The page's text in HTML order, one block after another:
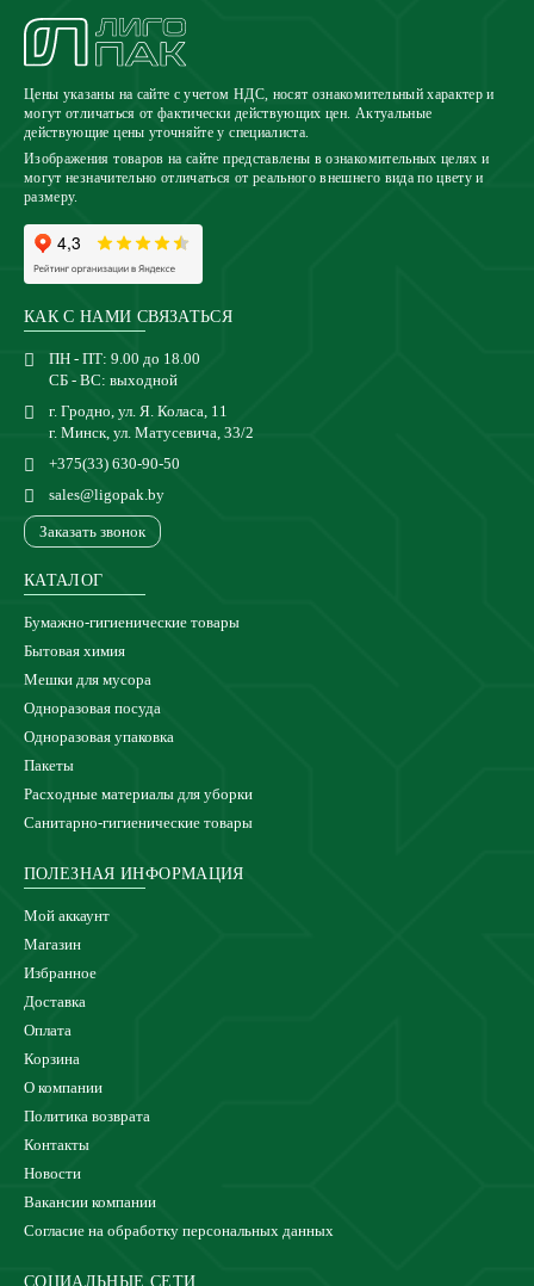
Цены указаны на сайте с учетом НДС, носят ознакомительный характер и
могут отличаться от фактически действующих цен. Актуальные
действующие цены уточняйте у специалиста.
Изображения товаров на сайте представлены в ознакомительных целях и
могут незначительно отличаться от реального внешнего вида по цвету и
размеру.
КАК С НАМИ СВЯЗАТЬСЯ
ПН - ПТ: 9.00 до 18.00
СБ - ВС: выходной
г. Гродно, ул. Я. Коласа, 11
г. Минск, ул. Матусевича, 33/2
+375(33) 630-90-50
sales@ligopak.by
Заказать звонок
КАТАЛОГ
Бумажно-гигиенические товары
Бытовая химия
Мешки для мусора
Одноразовая посуда
Одноразовая упаковка
Пакеты
Расходные материалы для уборки
Санитарно-гигиенические товары
ПОЛЕЗНАЯ ИНФОРМАЦИЯ
Мой аккаунт
Магазин
Избранное
Доставка
Оплата
Корзина
О компании
Политика возврата
Контакты
Новости
Вакансии компании
Согласие на обработку персональных данных
СОЦИАЛЬНЫЕ СЕТИ